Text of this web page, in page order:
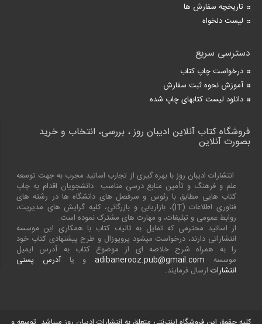
تاریخچه سفارش ها
لیست دلخواه
دسترسی سریع
درخواست چاپ کتاب
آموزش نحوه ثبت سفارش
دانلود لیست کتابهای چاپ شده
فروشگاه کتاب آنلاین ادیبان روز ، بررسی، انتخاب و خرید
بصورت آنلاین
انتشارات ادیبان روز با بهره گیری از تجارب اساتید مجرب به جهت توسعه
علم و فرهنگ و تأمین منابع درسی مناسب دانشجویان اقدام به چاپ
کتاب هایی مطابق با رئوس و سرفصل های دانشگاه ها در رشته های
فناوری اطلاعات (IT)، بازاریابی و بازرگانی، کلیه گرایش های مدیریت،
روابط عمومی و تبلیغات، و مهارت های مشترک نموده است.
از اساتید محترمی که تمایل به تالیف کتاب با همکاری این موسسه
انتشاراتی دارند، درخواست میشود پروپوزال و طرح پیشنهادی کتاب خود
را به همراه شرح خلاصه ای از موضوع کتاب به آدرس ایمیل
موسسه adibanerooz.pub@gmail.comو یاآدرس پستی
انتشارات ارسال فرمایند.